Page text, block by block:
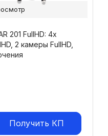
201 FullHD: 4х
2 камеры FullHD,
Получить КП